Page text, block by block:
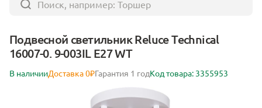
Подвесной светильник Reluce Technical
16007-0. 9-003IL E27 WT
В наличииДоставка 0₽Гарантия 1 годКод товара: 3355953